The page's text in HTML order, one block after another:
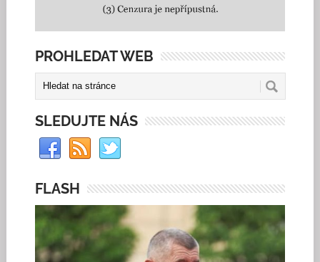
PROHLEDAT WEB
SLEDUJTE NÁS
FLASH